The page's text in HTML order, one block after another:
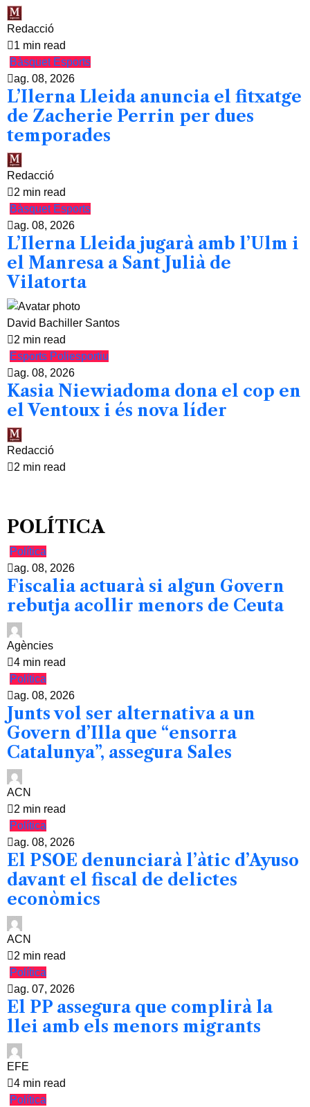
Redacció
1 min read
Bàsquet Esports
ag. 08, 2026
L’Ilerna Lleida anuncia el fitxatge
de Zacherie Perrin per dues
temporades
Redacció
2 min read
Bàsquet Esports
ag. 08, 2026
L’Ilerna Lleida jugarà amb l’Ulm i
el Manresa a Sant Julià de
Vilatorta
David Bachiller Santos
2 min read
Esports Poliesportiu
ag. 08, 2026
Kasia Niewiadoma dona el cop en
el Ventoux i és nova líder
Redacció
2 min read
POLÍTICA
Política
ag. 08, 2026
Fiscalia actuarà si algun Govern
rebutja acollir menors de Ceuta
Agències
4 min read
Política
ag. 08, 2026
Junts vol ser alternativa a un
Govern d’Illa que “ensorra
Catalunya”, assegura Sales
ACN
2 min read
Política
ag. 08, 2026
El PSOE denunciarà l’àtic d’Ayuso
davant el fiscal de delictes
econòmics
ACN
2 min read
Política
ag. 07, 2026
El PP assegura que complirà la
llei amb els menors migrants
EFE
4 min read
Política